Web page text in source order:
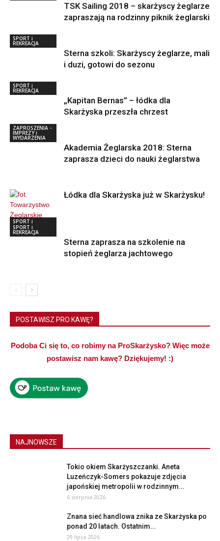
TSK Sailing 2018 – skarżyscy żeglarze
zapraszają na rodzinny piknik żeglarski
SPORT i
REKREACJA
Sterna szkoli: Skarżyscy żeglarze, mali
i duzi, gotowi do sezonu
SPORT i
REKREACJA
„Kapitan Bernas” – łódka dla
Skarżyska przeszła chrzest
ZAPROSZENIA -
IMPREZY i
WYDARZENIA
Akademia Żeglarska 2018: Sterna
zaprasza dzieci do nauki żeglarstwa
SPORT i
REKREACJA
Łódka dla Skarżyska już w Skarżysku!
SPORT i
REKREACJA
Sterna zaprasza na szkolenie na
stopień żeglarza jachtowego
POSTAWISZ PRO KAWĘ?
Podoba Ci się to, co robimy na ProSkarżysko? Więc może
postawisz nam kawę? Dziękujemy! :)
NAJNOWSZE
Tokio okiem Skarżyszczanki. Aneta
Luzeńczyk-Somers pokazuje zdjęcia
japońskiej metropolii w rodzinnym...
6 sierpnia 2026
Znana sieć handlowa znika ze Skarżyska po
ponad 20 latach. Ostatnim...
29 lipca 2026